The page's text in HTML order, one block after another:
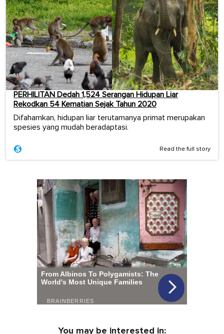
PERHILITAN Dedah 1,524 Serangan Hidupan Liar
Rekodkan 54 Kematian Sejak Tahun 2020
Difahamkan, hidupan liar terutamanya primat merupakan
spesies yang mudah beradaptasi.
Read the full story
You may be interested in: